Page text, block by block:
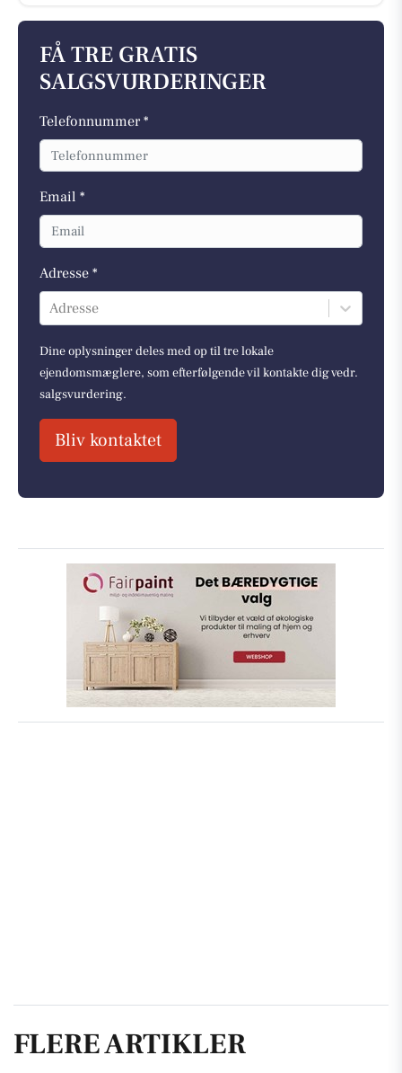
FÅ TRE GRATIS
SALGSVURDERINGER
Telefonnummer *
Email *
Adresse *
Adresse
Dine oplysninger deles med op til tre lokale
ejendomsmæglere, som efterfølgende vil kontakte dig vedr.
salgsvurdering.
Bliv kontaktet
FLERE ARTIKLER